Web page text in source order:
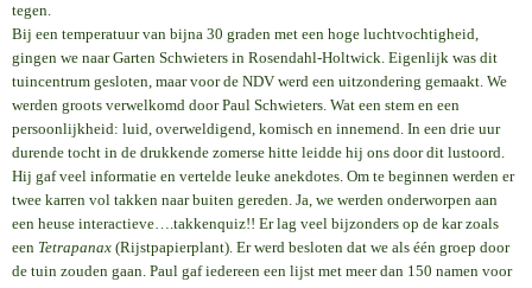
tegen.
Bij een temperatuur van bijna 30 graden met een hoge luchtvochtigheid,
gingen we naar Garten Schwieters in Rosendahl-Holtwick. Eigenlijk was dit
tuincentrum gesloten, maar voor de NDV werd een uitzondering gemaakt. We
werden groots verwelkomd door Paul Schwieters. Wat een stem en een
persoonlijkheid: luid, overweldigend, komisch en innemend. In een drie uur
durende tocht in de drukkende zomerse hitte leidde hij ons door dit lustoord.
Hij gaf veel informatie en vertelde leuke anekdotes. Om te beginnen werden er
twee karren vol takken naar buiten gereden. Ja, we werden onderworpen aan
een heuse interactieve….takkenquiz!! Er lag veel bijzonders op de kar zoals
een Tetrapanax (Rijstpapierplant). Er werd besloten dat we als één groep door
de tuin zouden gaan. Paul gaf iedereen een lijst met meer dan 150 namen voor